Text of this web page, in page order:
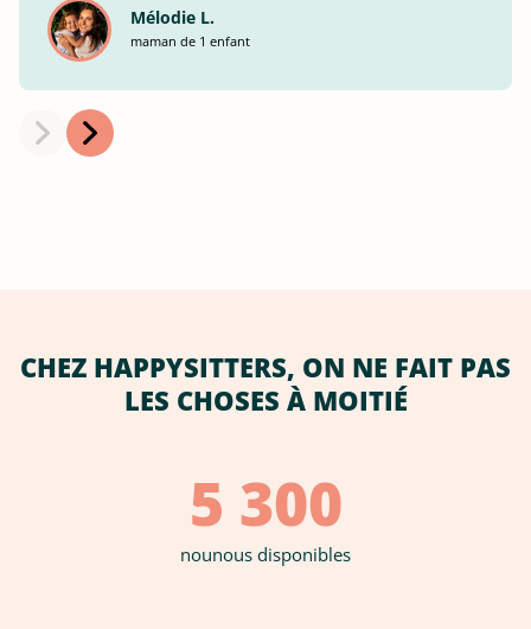
Mélodie L.
maman de 1 enfant
CHEZ HAPPYSITTERS, ON NE FAIT PAS
LES CHOSES À MOITIÉ
5 300
nounous disponibles